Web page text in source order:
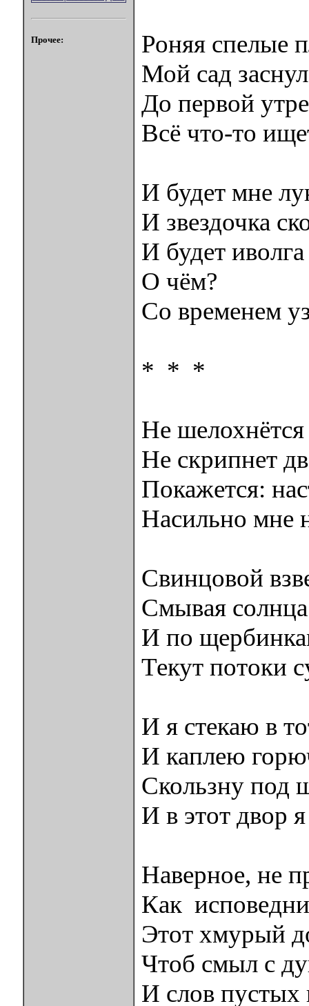
Прочее:
Роняя спелые
Мой сад
До первой
Всё что-то
И будет мне
И звездочка
И будет
О чём?
Со временем
* * *
Не
Не скрипнет
Покажется:
Насильно мне
Свинцовой
Смывая
И по
Текут потоки
И я стекаю в
И каплею
Скользну под
И в этот двор
Наверное, не
Как
Этот хмурый
Чтоб смыл с
И слов пустых